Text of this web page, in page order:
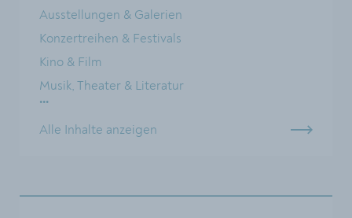
Ausstellungen & Galerien
Konzertreihen & Festivals
Kino & Film
Musik, Theater & Literatur
...
Alle Inhalte anzeigen